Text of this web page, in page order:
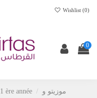
Wishlist (0)
0
1 ère année
موزيتو و